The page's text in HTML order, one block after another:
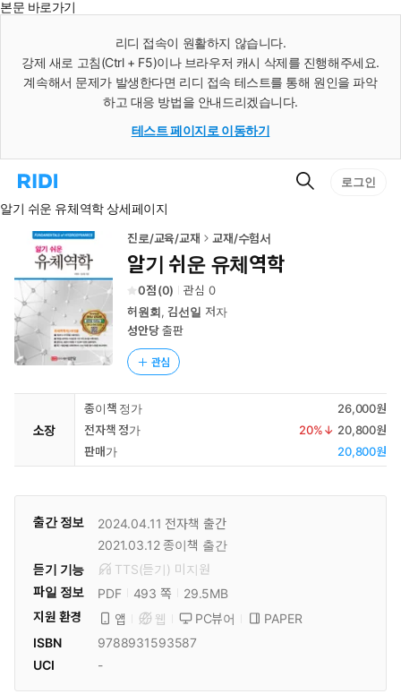
본문 바로가기
리디 접속이 원활하지 않습니다.
강제 새로 고침(Ctrl + F5)이나 브라우저 캐시 삭제를 진행해주세요.
계속해서 문제가 발생한다면 리디 접속 테스트를 통해 원인을 파악
하고 대응 방법을 안내드리겠습니다.
테스트 페이지로 이동하기
리
홈
검
로그인
알기 쉬운 유체역학 상세페이지
진로/교육/교재 교재/수험서
알기 쉬운 유체역학
0 (0) 관심 0
허원회,김선일 저자
성안당출판
관심
소장
종이책 정가
26,000원
전자책 정가
20%↓ 20,800원
판매가
20,800원
출간 정보 2024.04.11 전자책 출간
2021.03.12 종이책 출간
듣기 기능
TTS(듣기) 미 지원
파일 정보
PDF 493 쪽
29.5MB
지원 환경
앱 웹 PC뷰어
PAPER
ISBN
9788931593587
UCI
-